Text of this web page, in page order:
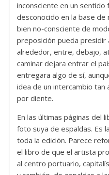
inconsciente en un sentido
desconocido en la base
bien no-consciente de
preposición pueda presidir
alrededor, entre, debajo,
caminar dejara entrar el
entregara algo de sí,
idea de un intercambio
por diente.
En las últimas páginas del
foto suya de espaldas. Es
toda la edición. Parece
el libro de que el artista
al centro portuario,